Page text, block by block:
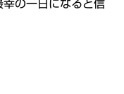
の一日になると信